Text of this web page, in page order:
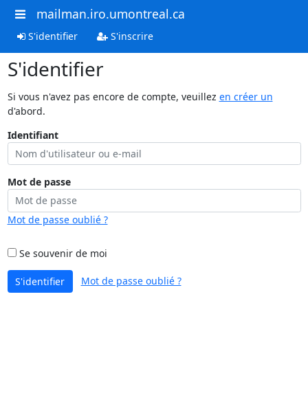
mailman.iro.umontreal.ca
S'identifier S'inscrire
S'identifier
Si vous n'avez pas encore de compte, veuillez en créer un
d'abord.
Identifiant
Mot de passe
Mot de passe oublié ?
Se souvenir de moi
S'identifier Mot de passe oublié ?